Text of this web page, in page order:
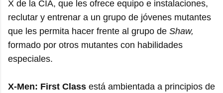
X de la CIA, que les ofrece equipo e instalaciones,
reclutar y entrenar a un grupo de jóvenes mutantes
que les permita hacer frente al grupo de Shaw,
formado por otros mutantes con habilidades
especiales.
X-Men: First Class está ambientada a principios de